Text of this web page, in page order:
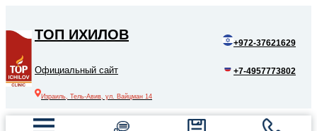
ТОП ИХИЛОВ
Официальный сайт
Израиль, Тель-Авив, ул. Вайцман 14
+972-37621629
+7-4957773802